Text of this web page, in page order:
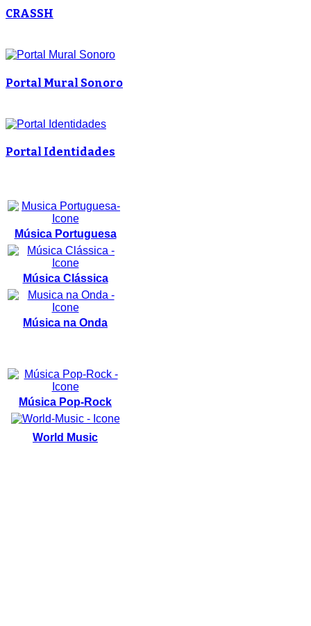
CRASSH
Portal Mural Sonoro
Portal Identidades
Música Portuguesa
Música Clássica
Música na Onda
Música Pop-Rock
World Music